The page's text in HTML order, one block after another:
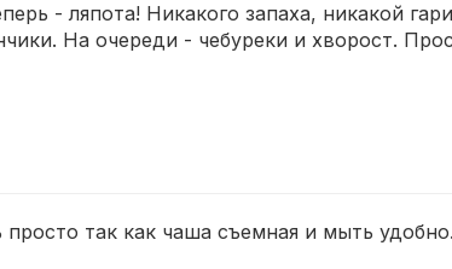
- ляпота! Никакого запаха, никакой
На очереди - чебуреки и хворост.
просто так как чаша съемная и мыть